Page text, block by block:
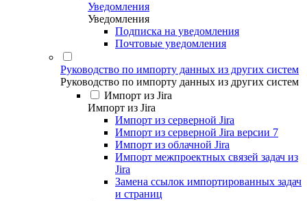
Уведомления
Уведомления
Подписка на уведомления
Почтовые уведомления
Руководство по импорту данных из других систем
Руководство по импорту данных из других систем
Импорт из Jira
Импорт из Jira
Импорт из серверной Jira
Импорт из серверной Jira версии 7
Импорт из облачной Jira
Импорт межпроектных связей задач из
Jira
Замена ссылок импортированных задач
и страниц